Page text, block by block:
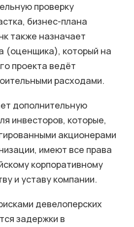
проверку
бизнес-плана
также назначает
(оценщика), который на
проекта ведёт
расходами.
дополнительную
инвесторов, которые,
акционерами
имеют все права
корпоративному
и уставу компании.
девелоперских
задержки в